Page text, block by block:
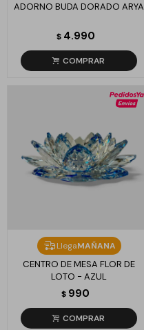
ADORNO BUDA DORADO ARYA
$ 4.990
LlegaMAÑANA
CENTRO DE MESA FLOR DE
LOTO - AZUL
$ 990